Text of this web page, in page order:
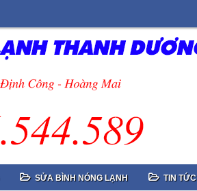
SỬA BÌNH NÓNG LẠNH TIN TỨC